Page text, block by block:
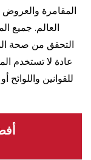
المقامرة
العالم. جميع
التحقق من صحة
عادة لا تستخدم
للقوانين
أفضل 10